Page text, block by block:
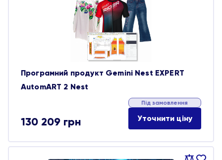
Програмний продукт Gemini Nest EXPERT
AutomART 2 Nest
130 209 грн
Під замовлення
Уточнити ціну